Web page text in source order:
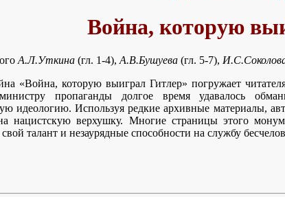
Война, которую
А.Л.Уткина(гл. 1-4), А.В.Бушуева(гл. 5-7),
«Война, которую выиграл Гитлер» погружает
пропаганды долгое время удавалось
идеологию. Используя редкие архивные материалы,
нацистскую верхушку. Многие страницы этого
свой талант и незаурядные способности на службу